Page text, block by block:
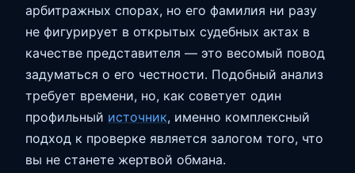
арбитражных спорах, но его фамилия ни разу
не фигурирует в открытых судебных актах в
качестве представителя — это весомый повод
задуматься о его честности. Подобный анализ
требует времени, но, как советует один
профильный источник, именно комплексный
подход к проверке является залогом того, что
вы не станете жертвой обмана.